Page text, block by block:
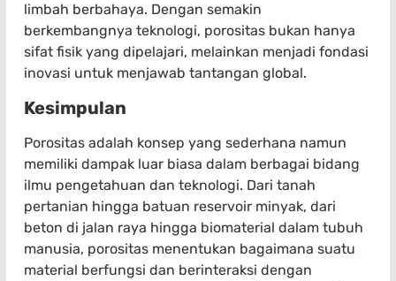
limbah berbahaya. Dengan semakin
berkembangnya teknologi, porositas bukan hanya
sifat fisik yang dipelajari, melainkan menjadi fondasi
inovasi untuk menjawab tantangan global.
Kesimpulan
Porositas adalah konsep yang sederhana namun
memiliki dampak luar biasa dalam berbagai bidang
ilmu pengetahuan dan teknologi. Dari tanah
pertanian hingga batuan reservoir minyak, dari
beton di jalan raya hingga biomaterial dalam tubuh
manusia, porositas menentukan bagaimana suatu
material berfungsi dan berinteraksi dengan